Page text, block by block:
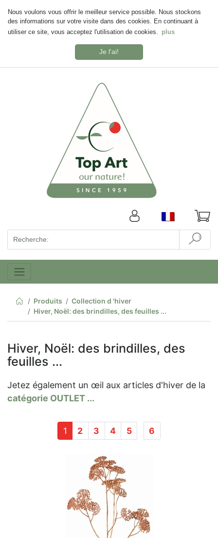
Nous voulons vous offrir le meilleur service possible. Nous stockons
des informations sur votre visite dans des cookies. En continuant à
utiliser ce site, vous acceptez l'utilisation de cookies.
plus
Je l'ai!
Produits
Collection d 'hiver
Hiver, Noël: des brindilles, des feuilles ...
Hiver, Noël: des brindilles, des
feuilles ...
Jetez également un œil aux articles d'hiver de la
catégorie OUTLET ...
1 2 3 4 5 6